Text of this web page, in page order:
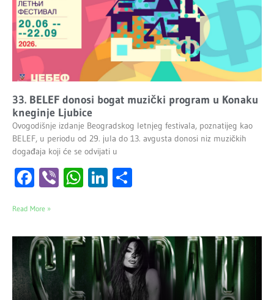
33. BELEF donosi bogat muzički program u Konaku
kneginje Ljubice
Ovogodišnje izdanje Beogradskog letnjeg festivala, poznatijeg kao
BELEF, u periodu od 29. jula do 13. avgusta donosi niz muzičkih
događaja koji će se odvijati u
Facebook
ViberWhatsApp
LinkedIn
Read More »